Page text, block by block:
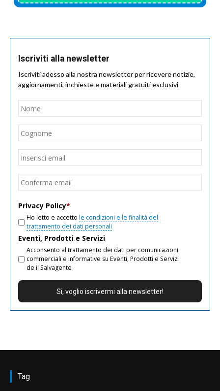
Iscriviti alla newsletter
Iscriviti adesso alla nostra newsletter per ricevere notizie,
aggiornamenti, inchieste e materiali gratuiti esclusivi
Nome
Email
Privacy Policy*
Ho letto e accetto le condizioni e le finalità del
trattamento dei dati personali
Eventi, Prodotti e Servizi
Acconsento al trattamento dei dati per comunicazioni
commerciali e informative su Eventi, Prodotti e Servizi
de il Salvagente
Tag